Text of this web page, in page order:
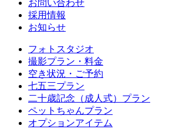
お問い合わせ
採用情報
お知らせ
フォトスタジオ
撮影プラン・料金
空き状況・ご予約
七五三プラン
二十歳記念（成人式）プラン
ペットちゃんプラン
オプションアイテム